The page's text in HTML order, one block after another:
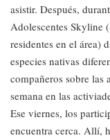
asistir. Después,
Adolescentes Skyline
residentes en el área)
especies nativas
compañeros sobre las
semana en las
Ese viernes, los
encuentra cerca. Allí,